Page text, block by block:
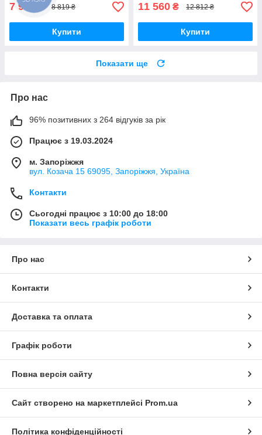
7 940 8 819 ₴
Купити
11 560 ₴ 12 812 ₴
Купити
Показати ще
Про нас
96% позитивних з 264 відгуків за рік
Працює з 19.03.2024
м. Запоріжжя
вул. Козача 15 69095, Запоріжжя, Україна
Контакти
Сьогодні працює з 10:00 до 18:00
Показати весь графік роботи
Про нас
Контакти
Доставка та оплата
Графік роботи
Повна версія сайту
Сайт створено на маркетплейсі Prom.ua
Політика конфіденційності